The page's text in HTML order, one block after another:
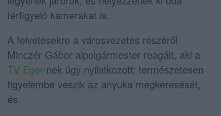
térfigyelő kamerákat is.
A felvetésekre a városvezetés részéről
Minczér Gábor alpolgármester reagált, aki a
TV Eger-nek úgy nyilatkozott: természetesen
figyelembe veszik az anyuka megkeresését,
és